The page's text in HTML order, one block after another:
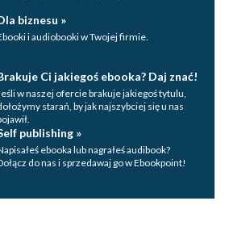
biznesu »
i audiobooki w Twojej firmie.
Ci jakiegoś ebooka? Daj znać!
w naszej ofercie brakuje jakiegoś tytulu,
starań, by jak najszybciej się u nas
publishing »
ebooka lub nagrałeś audibook?
do nas i sprzedawaj go w Ebookpoint!